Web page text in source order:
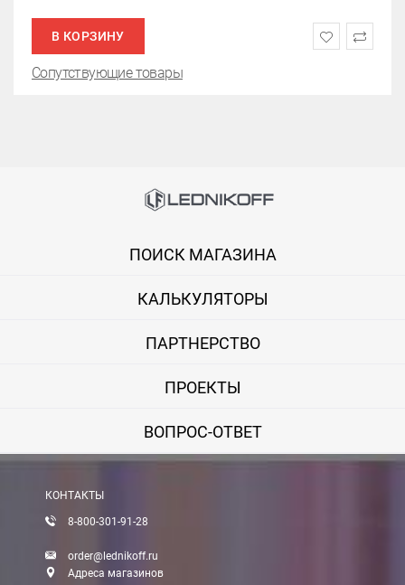
В КОРЗИНУ
Сопутствующие товары
ПОИСК МАГАЗИНА
КАЛЬКУЛЯТОРЫ
ПАРТНЕРСТВО
ПРОЕКТЫ
ВОПРОС-ОТВЕТ
КОНТАКТЫ
8-800-301-91-28
order@lednikoff.ru
Адреса магазинов